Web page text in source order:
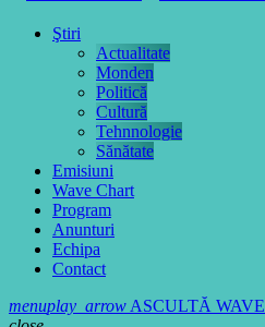
Ştiri
Actualitate
Monden
Politică
Cultură
Tehnnologie
Sănătate
Emisiuni
Wave Chart
Program
Anunturi
Echipa
Contact
menuplay_arrowASCULTĂ WAVE